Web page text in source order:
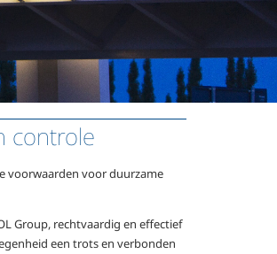
controle
voorwaarden voor duurzame
Group, rechtvaardig en effectief
een trots en verbonden